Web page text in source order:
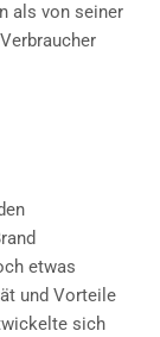
als von seiner
etwas
und Vorteile
sich